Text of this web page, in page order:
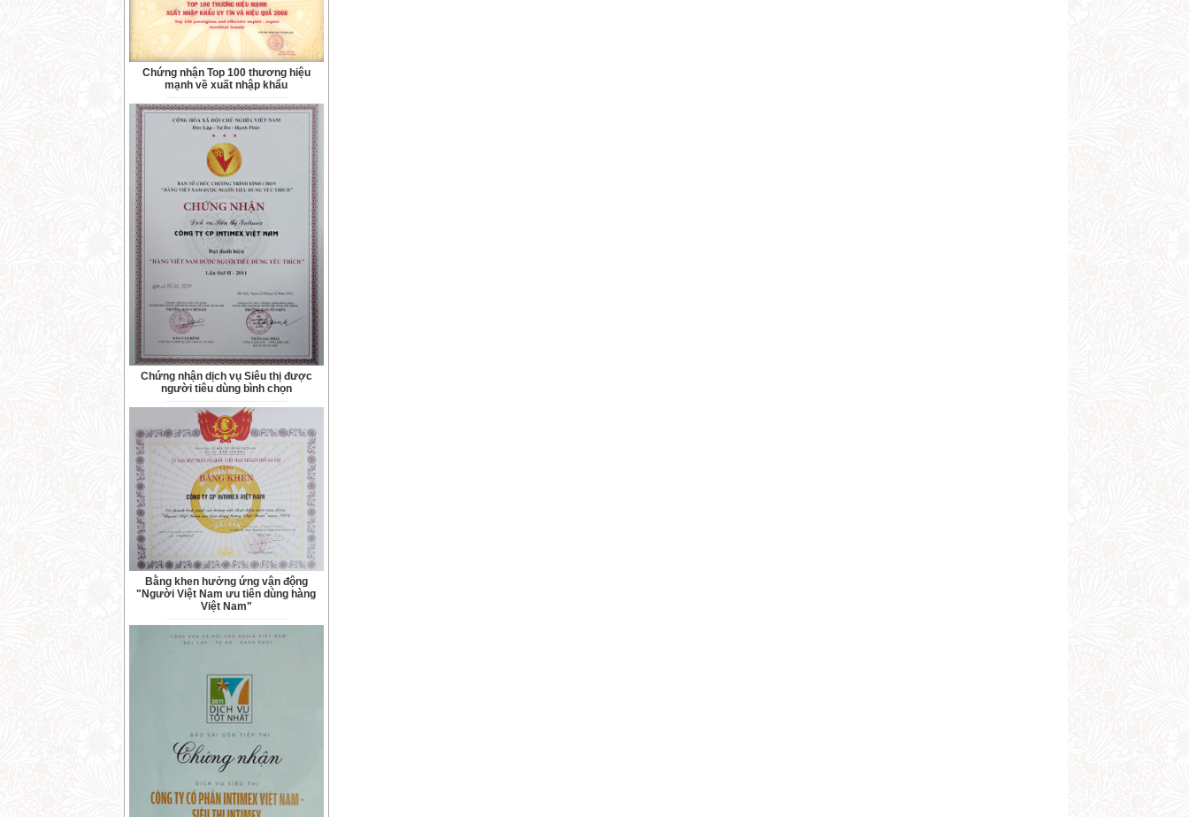
Chứng nhận Top 100 thương hiệu
mạnh về xuất nhập khẩu
Chứng nhận dịch vụ Siêu thị được
người tiêu dùng bình chọn
Bằng khen hưởng ứng vận động
"Người Việt Nam ưu tiên dùng hàng
Việt Nam"